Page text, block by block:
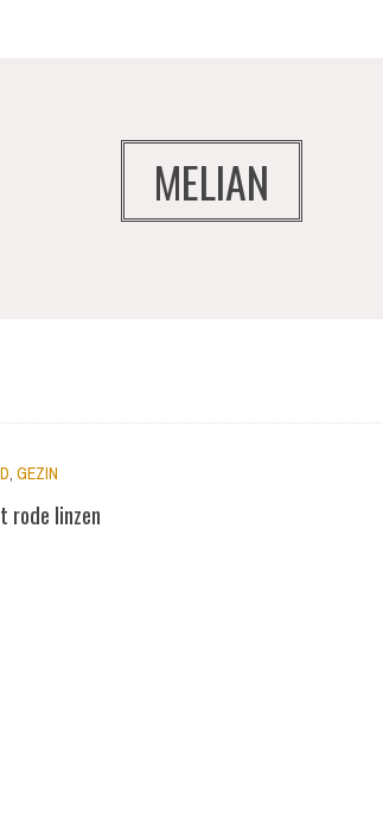
MELIAN
GEZIN
rode linzen